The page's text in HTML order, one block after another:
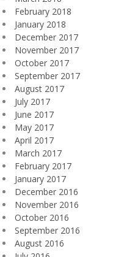
February 2018
January 2018
December 2017
November 2017
October 2017
September 2017
August 2017
July 2017
June 2017
May 2017
April 2017
March 2017
February 2017
January 2017
December 2016
November 2016
October 2016
September 2016
August 2016